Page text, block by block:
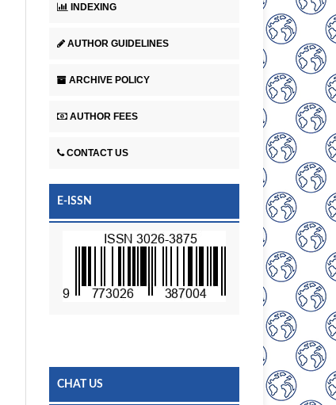
INDEXING
AUTHOR GUIDELINES
ARCHIVE POLICY
AUTHOR FEES
CONTACT US
E-ISSN
CHAT US